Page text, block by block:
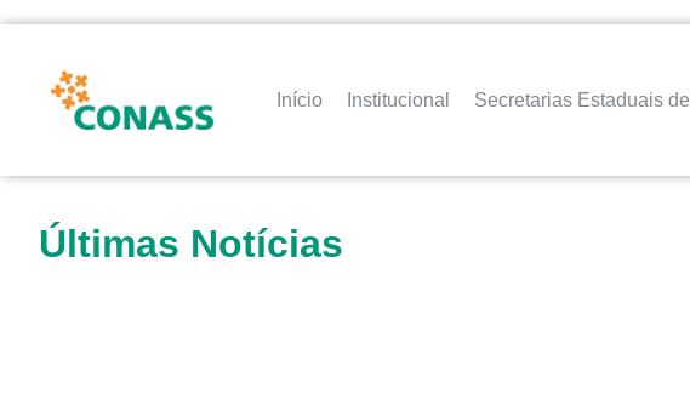
Início Institucional Secretarias Estaduais
Últimas Notícias